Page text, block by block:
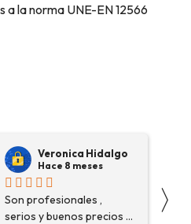
la norma UNE-EN 12566
La Mannd
Hace 9 meses
Very helpful , great
knowledge and insight
〉